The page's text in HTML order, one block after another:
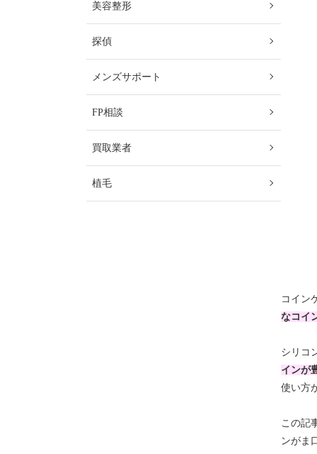
コイン
なコイ
シリコ
インが
使い方
この記
ンがま
美容整形
探偵
メンズサポート
FP相談
買取業者
植毛